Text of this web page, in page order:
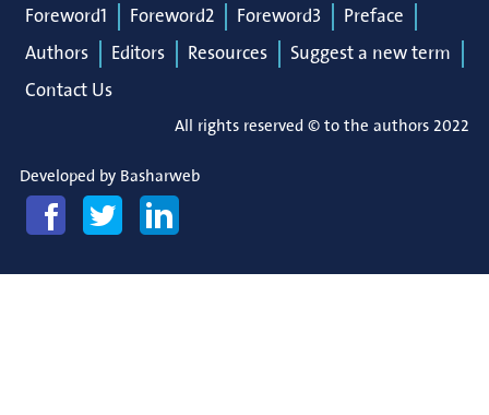
Foreword1 Foreword2 Foreword3
Preface
Authors
Editors Resources
Suggest a new term
Contact Us
All rights reserved © to the authors 2022
Developed by Basharweb